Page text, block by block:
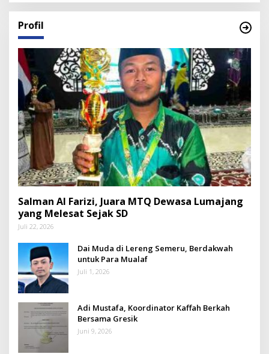
Profil
Salman Al Farizi, Juara MTQ Dewasa Lumajang
yang Melesat Sejak SD
Juli 22, 2026
Dai Muda di Lereng Semeru, Berdakwah
untuk Para Mualaf
Juli 1, 2026
Adi Mustafa, Koordinator Kaffah Berkah
Bersama Gresik
Juni 9, 2026